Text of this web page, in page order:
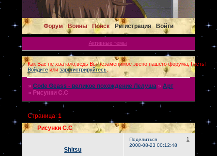
Форум Воины Поиск Регистрация Войти
Активные темы
Как Вас не хватало,ведь Вы незаменимое звено нашего форума, Гость!
Войдитеили зарегистрируйтесь.
» Code Geass - великое похождение Лелуша » Арт
» Рисунки С.С
Рисунки С.С
Страница: 1
Поделиться
1
2008-08-23 00:12:48
Shitsu